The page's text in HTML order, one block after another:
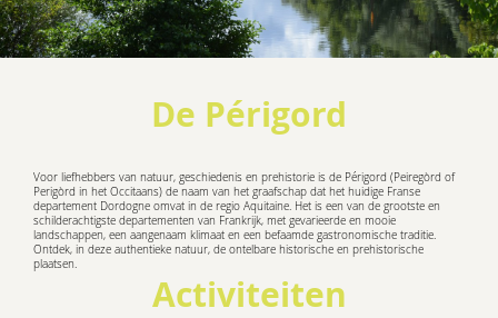
De Périgord
Voor liefhebbers van natuur, geschiedenis en prehistorie is de Périgord (Peiregòrd of
Perigòrd in het Occitaans) de naam van het graafschap dat het huidige Franse
departement Dordogne omvat in de regio Aquitaine. Het is een van de grootste en
schilderachtigste departementen van Frankrijk, met gevarieerde en mooie
landschappen, een aangenaam klimaat en een befaamde gastronomische traditie.
Ontdek, in deze authentieke natuur, de ontelbare historische en prehistorische
plaatsen.
Activiteiten